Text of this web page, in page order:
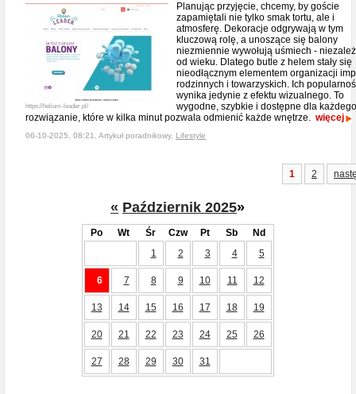
https://helium-leader.pl/
Planując przyjęcie, chcemy, by goście
zapamiętali nie tylko smak tortu, ale i
atmosferę. Dekoracje odgrywają w tym
kluczową rolę, a unoszące się balony
niezmiennie wywołują uśmiech -
od wieku. Dlatego butle z helem stały się
nieodłącznym elementem organizacji
rodzinnych i towarzyskich. Ich
wynika jedynie z efektu wizualnego. To
wygodne, szybkie i dostępne dla każdego
rozwiązanie, które w kilka minut pozwala odmienić każde wnętrze. więcej
06-10-2025, 08:21, Artykuł poradnikowy, Lifestyle
1 2
« Październik 2025»
Po Wt Śr Czw Pt Sb
Nd
1
2 3 4 5
6 7 8 9 10 11 12
13 14 15 16 17 18 19
20 21 22 23 24 25 26
27 28 29 30 31